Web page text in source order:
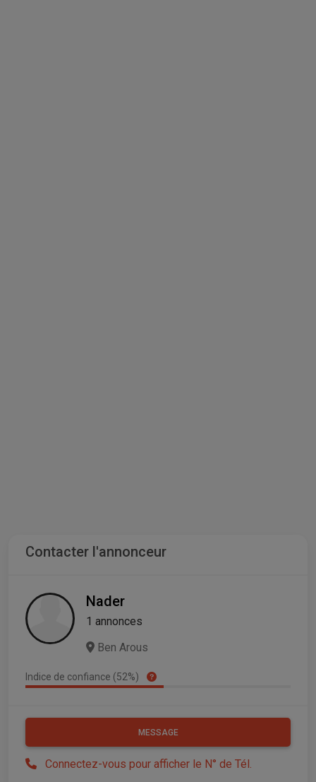
Contacter l'annonceur
Nader
1 annonces
Ben Arous
Indice de confiance (52%)
MESSAGE
Connectez-vous pour afficher le N° de Tél.